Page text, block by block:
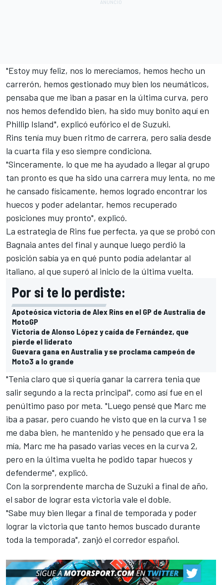
"Estoy muy feliz, nos lo merecíamos, hemos hecho un
carrerón, hemos gestionado muy bien los neumáticos,
pensaba que me iban a pasar en la última curva, pero
nos hemos defendido bien, ha sido muy bonito aquí en
Phillip Island", explicó eufórico el de Suzuki.
Rins tenía muy buen ritmo de carrera, pero salía desde
la cuarta fila y eso siempre condiciona.
"Sinceramente, lo que me ha ayudado a llegar al grupo
tan pronto es que ha sido una carrera muy lenta, no me
he cansado físicamente, hemos logrado encontrar los
huecos y poder adelantar, hemos recuperado
posiciones muy pronto", explicó.
La estrategia de Rins fue perfecta, ya que se probó con
Bagnaia antes del final y aunque luego perdió la
posición sabía ya en qué punto podía adelantar al
italiano, al que superó al inicio de la última vuelta.
Por si te lo perdiste:
Apoteósica victoria de Alex Rins en el GP de Australia de
MotoGP
Victoria de Alonso López y caída de Fernández, que
pierde el liderato
Guevara gana en Australia y se proclama campeón de
Moto3 a lo grande
"Tenia claro que si quería ganar la carrera tenia que
salir segundo a la recta principal", como así fue en el
penúltimo paso por meta. "Luego pensé que Marc me
iba a pasar, pero cuando he visto que en la curva 1 se
me daba bien, he mantenido y he pensado que era la
mía, Marc me ha pasado varias veces en la curva 2,
pero en la última vuelta he podido tapar huecos y
defenderme", explicó.
Con la sorprendente marcha de Suzuki a final de año,
el sabor de lograr esta victoria vale el doble.
"Sabe muy bien llegar a final de temporada y poder
lograr la victoria que tanto hemos buscado durante
toda la temporada", zanjó el corredor español.